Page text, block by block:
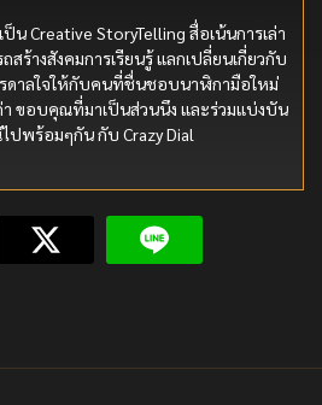
น Creative StoryTelling สื่อเน้นการเล่า
สร้างสังคมการเรียนรู้ แลกเปลี่ยนเกี่ยวกับ
ดาลใจให้กับคนที่ชื่นชอบนาฬิกามือใหม่
า ขอบคุณที่มาเป็นส่วนนึง และร่วมแบ่งบัน
ปพร้อมๆกัน กับ Crazy Dial